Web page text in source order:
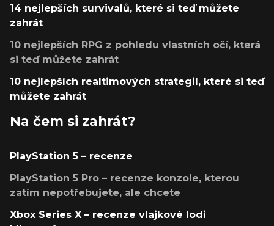
14 nejlepších survivalů, které si teď můžete
zahrát
10 nejlepších RPG z pohledu vlastních očí, která
si teď můžete zahrát
10 nejlepších realtimových strategií, které si teď
můžete zahrát
Na čem si zahrát?
PlayStation 5 – recenze
PlayStation 5 Pro – recenze konzole, kterou
zatím nepotřebujete, ale chcete
Xbox Series X – recenze vlajkové lodi